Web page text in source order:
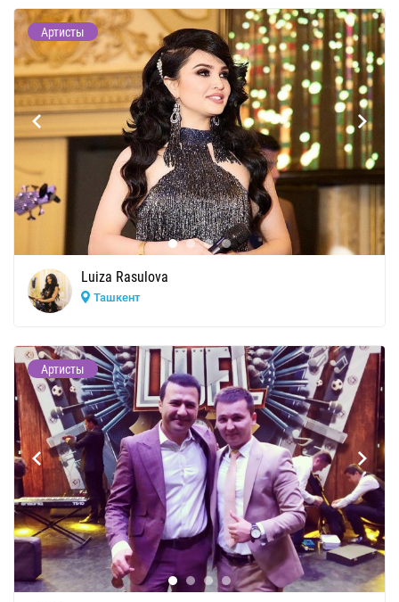
Артисты
Luiza Rasulova
Ташкент
Артисты